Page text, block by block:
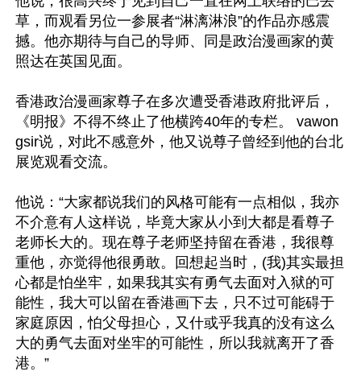
草，而观看另位一参展者“淋漓淋浪”的作品亦感震
撼。他亦期待与自己的导师、同是政治漫画家的黄
照达在英国见面。
香港政治漫画家尊子在多次遭受香港政府批评后，
《明报》不得不终止了他横跨40年的专栏。 vawon
gsir说，对此不感意外，他又说尊子曾经到他的台北
展览观看交流。
他说：“大家都说我们的风格可能有一点相似，我亦
不介意有人这样说，毕竟大家从小到大都是看尊子
老师长大的。现在尊子老师坚持留在香港，我很尊
重他，亦觉得他很勇敢。回想起当时，(我)其实最担
心都是怕坐牢，如果我其实有勇气去面对入狱的可
能性，我大可以留在香港画下去，只不过可能碍于
家庭原因，怕父母担心，又什或乎我真的没有这么
大的勇气去面对坐牢的可能性，所以我就离开了香
港。”